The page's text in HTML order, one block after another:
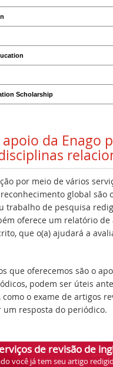
Scholarship
da Enago
por meio de vários
global são
trabalho de pesquisa
oferece um relatório
que o(a) ajudará a
que oferecemos são o
podem ser úteis
o exame de artigos
um resposta do periódico.
de revisão de
você já tem seu artigo